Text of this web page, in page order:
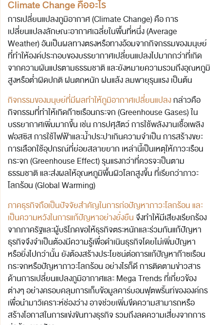
Climate Changeคืออะไร
การเปลี่ยนแปลงภูมิอากาศ (Climate Change) คือ การ
เปลี่ยนแปลงลักษณะอากาศเฉลี่ยในพื้นที่หนึ่ง (Average
Weather) อันเป็นผลทางตรงหรือทางอ้อมจากกิจกรรมของมนุษย์
ที่ทำให้องค์ประกอบของบรรยากาศเปลี่ยนแปลงไปมากกว่าที่เกิด
จากความผันแปรตามธรรมชาติ และยังหมายความรวมถึงอุณหภูมิ
สูงหรือต่ำผิดปกติ ฝนตกหนัก ฝนแล้ง ลมพายุรุนแรง เป็นต้น
กิจกรรมของมนุษย์ที่มีผลทำให้ภูมิอากาศเปลี่ยนแปลงกล่าวคือ
กิจกรรมที่ทำให้เกิดก๊าซเรือนกระจก (Greenhouse Gases) ใน
บรรยากาศเพิ่มมากขึ้น เช่น การปศุสัตว์ การใช้พลังงานเชื้อเพลิง
ฟอสซิส การใช้ไฟฟ้าและน้ำประปาเกินความจำเป็น การสร้างขยะ
การเลือกใช้อุปกรณ์ที่ย่อยสลายยาก เหล่านี้เป็นเหตุให้ภาวะเรือน
กระจก (Greenhouse Effect) รุนแรงกว่าที่ควรจะเป็นตาม
ธรรมชาติ และส่งผลให้อุณหภูมิพื้นผิวโลกสูงขึ้น ที่เรียกว่าภาวะ
โลกร้อน (Global Warming)
ภาคธุรกิจถือเป็นปัจจัยสำคัญในการก่อปัญหาภาวะโลกร้อน และ
เป็นความหวังในการแก้ปัญหาอย่างยั่งยืนจึงทำให้มีเสียงเรียกร้อง
จากภาครัฐและผู้บริโภคขอให้ธุรกิจตระหนักและร่วมกันแก้ปัญหา
ธุรกิจจึงจำเป็นต้องมีความรู้เพื่อดำเนินธุรกิจโดยไม่เพิ่มปัญหา
หรือยิ่งไปกว่านั้น ยังต้องสร้างประโยชน์ต่อการแก้ปัญหาก๊าซเรือน
กระจกหรือปัญหาภาวะโลกร้อน อย่างไรก็ดี การติดตามข่าวสาร
ด้านการเปลี่ยนแปลงภูมิอากาศและ Mega Trends ที่เกี่ยวข้อง
ต่างๆ อย่างครอบคลุมการเก็บข้อมูลคาร์บอนฟุตพริ้นท์ขององค์กร
เพื่อนำมาวิเคราะห์ช่องว่าง อาจช่วยเพิ่มขีดความสามารถหรือ
สร้างโอกาสในการแข่งขันทางธุรกิจ รวมถึงลดความเสี่ยงจากการ